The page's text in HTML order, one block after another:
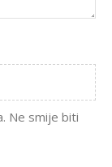
Ne smije biti